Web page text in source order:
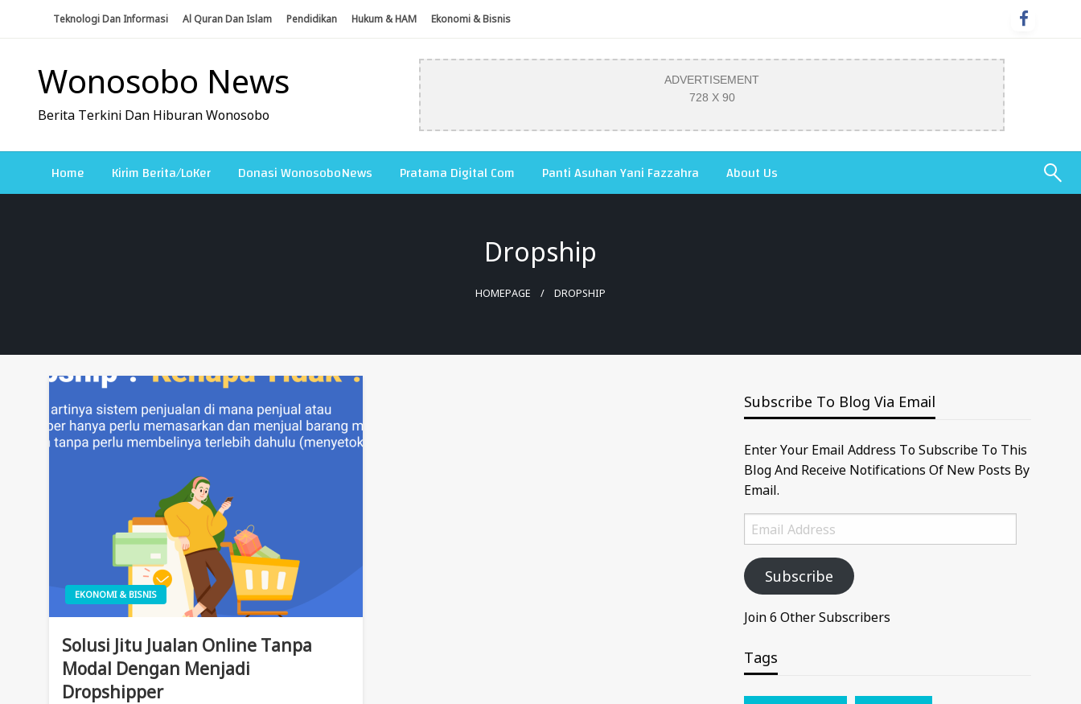
Teknologi Dan Informasi Al Quran Dan Islam Pendidikan Hukum & HAM Ekonomi & Bisnis
Wonosobo News
Berita Terkini Dan Hiburan Wonosobo
ADVERTISEMENT
728 X 90
Home Kirim Berita/LoKer Donasi WonosoboNews Pratama Digital Com Panti Asuhan Yani Fazzahra About Us
Dropship
HOMEPAGE DROPSHIP
EKONOMI & BISNIS
Solusi Jitu Jualan Online Tanpa
Modal Dengan Menjadi
Dropshipper
Subscribe To Blog Via Email
Enter Your Email Address To Subscribe To This
Blog And Receive Notifications Of New Posts By
Email.
Email
Address
Subscribe
Join 6 Other Subscribers
Tags